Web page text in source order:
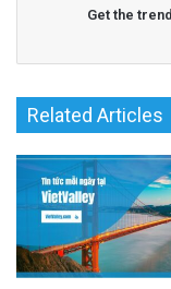
Read More
Get the
Related Articles